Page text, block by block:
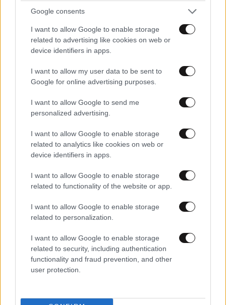
Google consents
I want to allow Google to enable storage
related to advertising like cookies on web or
device identifiers in apps.
I want to allow my user data to be sent to
Google for online advertising purposes.
I want to allow Google to send me
personalized advertising.
I want to allow Google to enable storage
related to analytics like cookies on web or
device identifiers in apps.
I want to allow Google to enable storage
related to functionality of the website or app.
I want to allow Google to enable storage
related to personalization.
I want to allow Google to enable storage
related to security, including authentication
functionality and fraud prevention, and other
user protection.
LIFESTYLE06·08·2026 22:38
«Έσκασε τώρα όλη η κούραση» – Το απρόοπτο
πρόβλημα υγείας
Γιώργος Λιάγκας – Μαρία Αντωνά: Το